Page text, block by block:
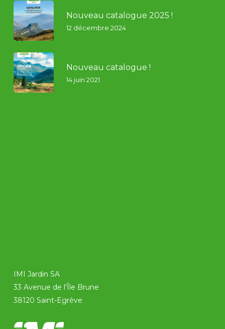
Nouveau catalogue 2025 !
12 décembre 2024
Nouveau catalogue !
14 juin 2021
IMI Jardin SA
33 Avenue de l'Île Brune
38120 Saint-Egrève